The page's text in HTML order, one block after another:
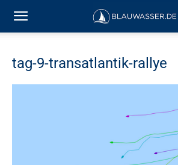
tag-9-transatlantik-rallye